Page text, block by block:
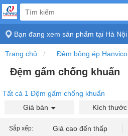
Bạn đang xem sản phẩm tại Hà Nội
Trang chủ Đệm bông ép Hanvico
Đệm gấm chống khuẩn
Tất cả 1 Đệm gấm chống khuẩn
Giá bán
Kích thước
Sắp xếp: Giá cao đến thấp